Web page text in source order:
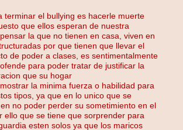
terminar el bullying es hacerle muerte
que ellos esperan de nuestra
la que no tienen en casa, viven en
por que tienen que llevar el
de poder a clases, es sentimentalmente
para poder tratar de justificar la
que su hogar
la minima fuerza o habilidad para
tipos, ya que en lo unico que se
no poder perder su sometimiento en el
ello que se tiene que sorprender para
esten solos ya que los maricos